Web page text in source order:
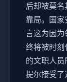
后却被莫
靠局。国家
言这为因为
终将被时刻
的文职人员
提尔接受了